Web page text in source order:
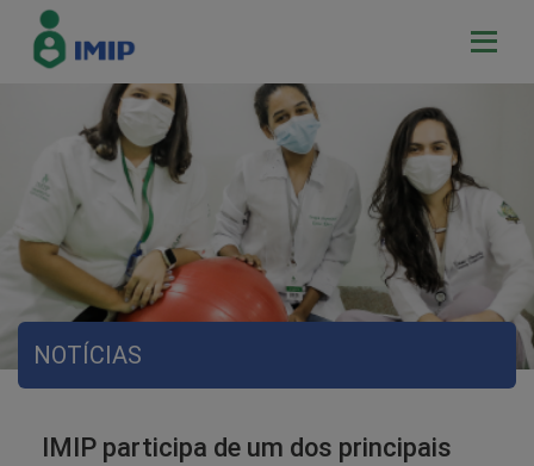
NOTÍCIAS
IMIP participa de um dos principais